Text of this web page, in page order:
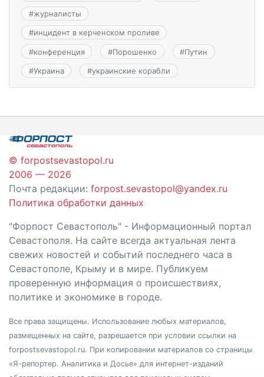
#журналисты
#инцидент в керченском проливе
#конференция #Порошенко #Путин
#Украина #украинские корабли
© forpostsevastopol.ru
2006 — 2026
Почта редакции: forpost.sevastopol@yandex.ru
Политика обработки данных
"Форпост Севастополь" - Информационный портал
Севастополя. На сайте всегда актуальная лента
свежих новостей и событий последнего часа в
Севастополе, Крыму и в мире. Публикуем
проверенную информация о происшествиях,
политике и экономике в городе.
Все права защищены. Использование любых материалов,
размещенных на сайте, разрешается при условии ссылки на
forpostsevastopol.ru. При копировании материалов со страницы
«Я-репортер. Аналитика и Досье» для интернет-изданий